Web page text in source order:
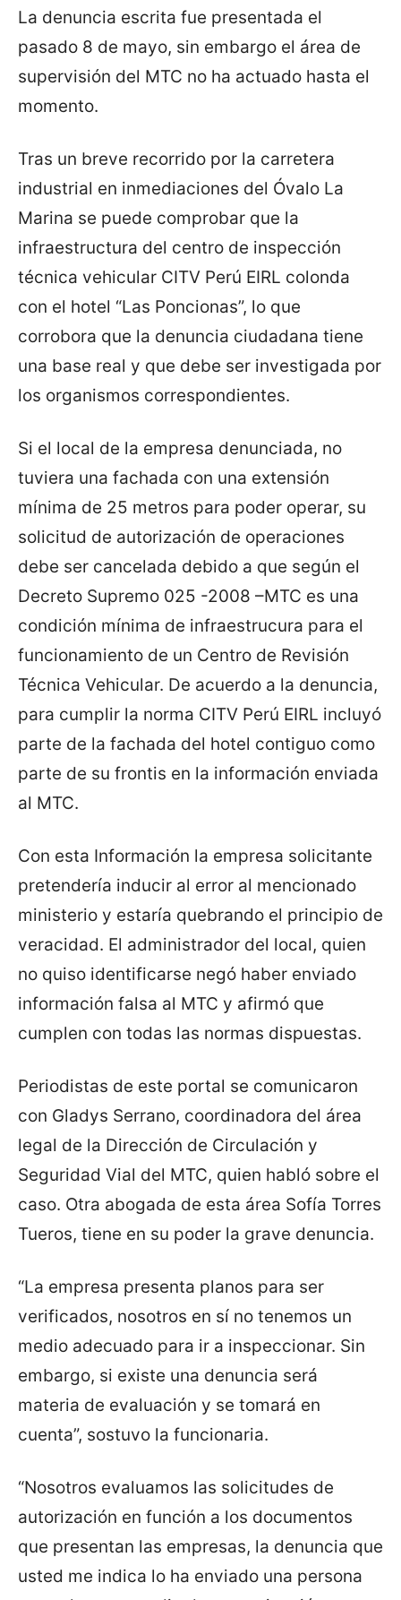
La denuncia escrita fue presentada el
pasado 8 de mayo, sin embargo el área de
supervisión del MTC no ha actuado hasta el
momento.
Tras un breve recorrido por la carretera
industrial en inmediaciones del Óvalo La
Marina se puede comprobar que la
infraestructura del centro de inspección
técnica vehicular CITV Perú EIRL colonda
con el hotel “Las Poncionas”, lo que
corrobora que la denuncia ciudadana tiene
una base real y que debe ser investigada por
los organismos correspondientes.
Si el local de la empresa denunciada, no
tuviera una fachada con una extensión
mínima de 25 metros para poder operar, su
solicitud de autorización de operaciones
debe ser cancelada debido a que según el
Decreto Supremo 025 -2008 –MTC es una
condición mínima de infraestrucura para el
funcionamiento de un Centro de Revisión
Técnica Vehicular. De acuerdo a la denuncia,
para cumplir la norma CITV Perú EIRL incluyó
parte de la fachada del hotel contiguo como
parte de su frontis en la información enviada
al MTC.
Con esta Información la empresa solicitante
pretendería inducir al error al mencionado
ministerio y estaría quebrando el principio de
veracidad. El administrador del local, quien
no quiso identificarse negó haber enviado
información falsa al MTC y afirmó que
cumplen con todas las normas dispuestas.
Periodistas de este portal se comunicaron
con Gladys Serrano, coordinadora del área
legal de la Dirección de Circulación y
Seguridad Vial del MTC, quien habló sobre el
caso. Otra abogada de esta área Sofía Torres
Tueros, tiene en su poder la grave denuncia.
“La empresa presenta planos para ser
verificados, nosotros en sí no tenemos un
medio adecuado para ir a inspeccionar. Sin
embargo, si existe una denuncia será
materia de evaluación y se tomará en
cuenta”, sostuvo la funcionaria.
“Nosotros evaluamos las solicitudes de
autorización en función a los documentos
que presentan las empresas, la denuncia que
usted me indica lo ha enviado una persona